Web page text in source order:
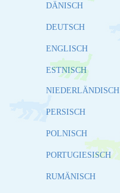
DÄNISCH
DEUTSCH
ENGLISCH
ESTNISCH
NIEDERLÄNDISCH
PERSISCH
POLNISCH
PORTUGIESISCH
RUMÄNISCH